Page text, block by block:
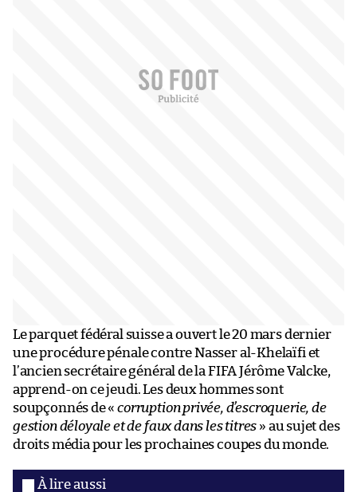
Le parquet fédéral suisse a ouvert le 20 mars dernier
une procédure pénale contre Nasser al-Khelaïfi et
l’ancien secrétaire général de la FIFA Jérôme Valcke,
apprend-on ce jeudi. Les deux hommes sont
soupçonnés de «corruption privée, d’escroquerie, de
gestion déloyale et de faux dans les titres » au sujet des
droits média pour les prochaines coupes du monde.